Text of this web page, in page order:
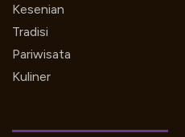
Kesenian
Tradisi
Pariwisata
Kuliner